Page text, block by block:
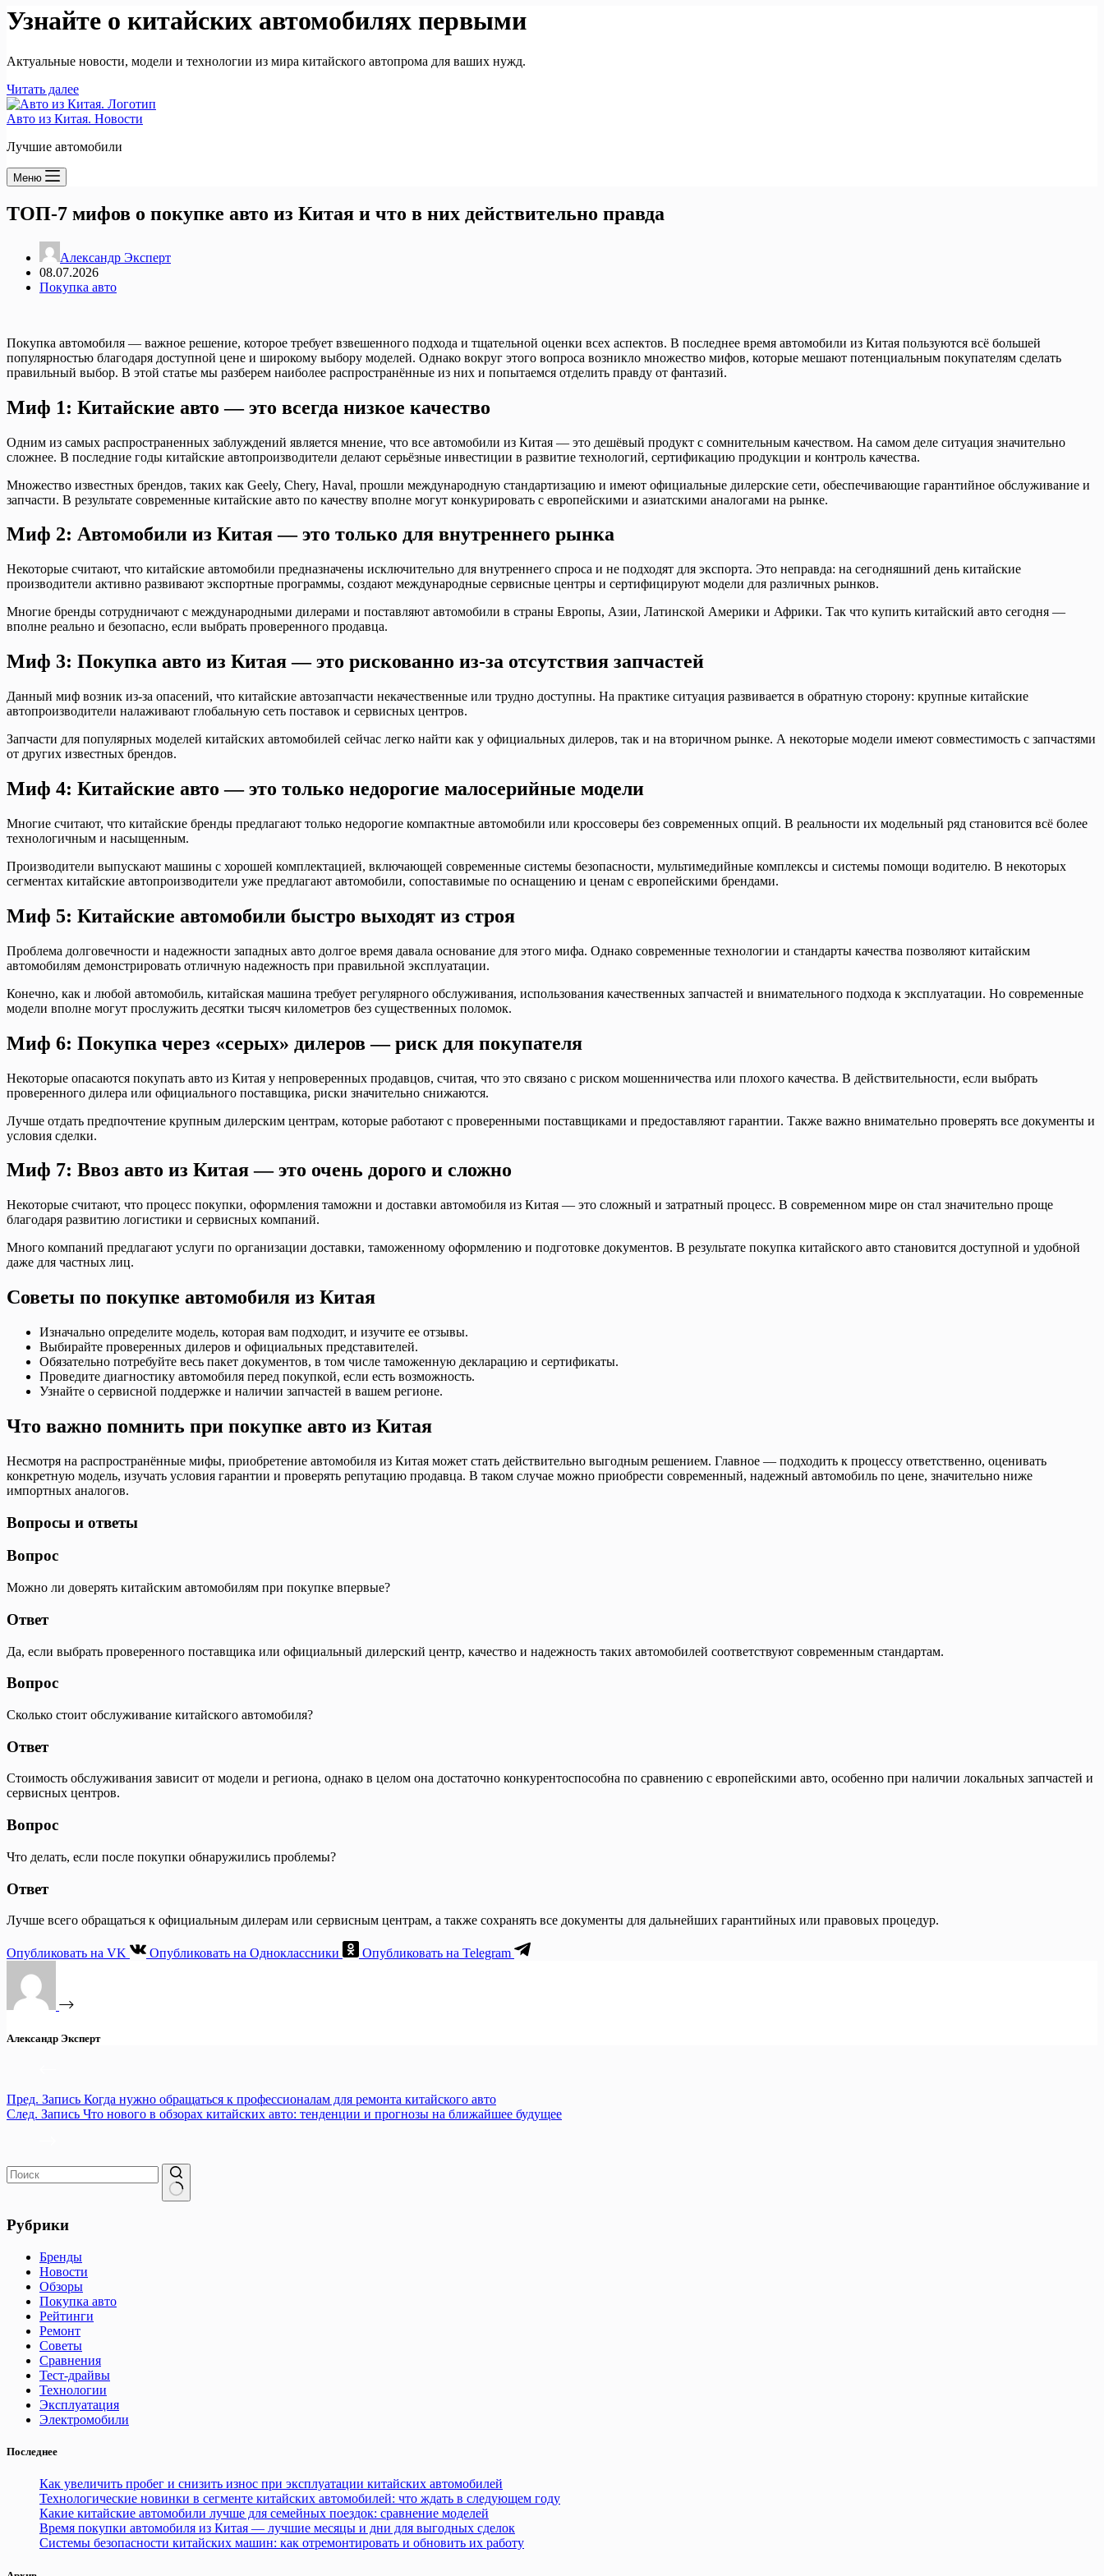
Узнайте о китайских автомобилях первыми
Актуальные новости, модели и технологии из мира китайского автопрома для ваших нужд.
Читать далее
Авто из Китая. Новости
Лучшие автомобили
Меню
ТОП-7 мифов о покупке авто из Китая и что в них действительно правда
Александр Эксперт
08.07.2026
Покупка авто
Покупка автомобиля — важное решение, которое требует взвешенного подхода и тщательной оценки всех аспектов. В последнее время автомобили из Китая пользуются всё большей
популярностью благодаря доступной цене и широкому выбору моделей. Однако вокруг этого вопроса возникло множество мифов, которые мешают потенциальным покупателям сделать
правильный выбор. В этой статье мы разберем наиболее распространённые из них и попытаемся отделить правду от фантазий.
Миф 1: Китайские авто — это всегда низкое качество
Одним из самых распространенных заблуждений является мнение, что все автомобили из Китая — это дешёвый продукт с сомнительным качеством. На самом деле ситуация значительно
сложнее. В последние годы китайские автопроизводители делают серьёзные инвестиции в развитие технологий, сертификацию продукции и контроль качества.
Множество известных брендов, таких как Geely, Chery, Haval, прошли международную стандартизацию и имеют официальные дилерские сети, обеспечивающие гарантийное обслуживание и
запчасти. В результате современные китайские авто по качеству вполне могут конкурировать с европейскими и азиатскими аналогами на рынке.
Миф 2: Автомобили из Китая — это только для внутреннего рынка
Некоторые считают, что китайские автомобили предназначены исключительно для внутреннего спроса и не подходят для экспорта. Это неправда: на сегодняшний день китайские
производители активно развивают экспортные программы, создают международные сервисные центры и сертифицируют модели для различных рынков.
Многие бренды сотрудничают с международными дилерами и поставляют автомобили в страны Европы, Азии, Латинской Америки и Африки. Так что купить китайский авто сегодня —
вполне реально и безопасно, если выбрать проверенного продавца.
Миф 3: Покупка авто из Китая — это рискованно из-за отсутствия запчастей
Данный миф возник из-за опасений, что китайские автозапчасти некачественные или трудно доступны. На практике ситуация развивается в обратную сторону: крупные китайские
автопроизводители налаживают глобальную сеть поставок и сервисных центров.
Запчасти для популярных моделей китайских автомобилей сейчас легко найти как у официальных дилеров, так и на вторичном рынке. А некоторые модели имеют совместимость с запчастями
от других известных брендов.
Миф 4: Китайские авто — это только недорогие малосерийные модели
Многие считают, что китайские бренды предлагают только недорогие компактные автомобили или кроссоверы без современных опций. В реальности их модельный ряд становится всё более
технологичным и насыщенным.
Производители выпускают машины с хорошей комплектацией, включающей современные системы безопасности, мультимедийные комплексы и системы помощи водителю. В некоторых
сегментах китайские автопроизводители уже предлагают автомобили, сопоставимые по оснащению и ценам с европейскими брендами.
Миф 5: Китайские автомобили быстро выходят из строя
Проблема долговечности и надежности западных авто долгое время давала основание для этого мифа. Однако современные технологии и стандарты качества позволяют китайским
автомобилям демонстрировать отличную надежность при правильной эксплуатации.
Конечно, как и любой автомобиль, китайская машина требует регулярного обслуживания, использования качественных запчастей и внимательного подхода к эксплуатации. Но современные
модели вполне могут прослужить десятки тысяч километров без существенных поломок.
Миф 6: Покупка через «серых» дилеров — риск для покупателя
Некоторые опасаются покупать авто из Китая у непроверенных продавцов, считая, что это связано с риском мошенничества или плохого качества. В действительности, если выбрать
проверенного дилера или официального поставщика, риски значительно снижаются.
Лучше отдать предпочтение крупным дилерским центрам, которые работают с проверенными поставщиками и предоставляют гарантии. Также важно внимательно проверять все документы и
условия сделки.
Миф 7: Ввоз авто из Китая — это очень дорого и сложно
Некоторые считают, что процесс покупки, оформления таможни и доставки автомобиля из Китая — это сложный и затратный процесс. В современном мире он стал значительно проще
благодаря развитию логистики и сервисных компаний.
Много компаний предлагают услуги по организации доставки, таможенному оформлению и подготовке документов. В результате покупка китайского авто становится доступной и удобной
даже для частных лиц.
Советы по покупке автомобиля из Китая
Изначально определите модель, которая вам подходит, и изучите ее отзывы.
Выбирайте проверенных дилеров и официальных представителей.
Обязательно потребуйте весь пакет документов, в том числе таможенную декларацию и сертификаты.
Проведите диагностику автомобиля перед покупкой, если есть возможность.
Узнайте о сервисной поддержке и наличии запчастей в вашем регионе.
Что важно помнить при покупке авто из Китая
Несмотря на распространённые мифы, приобретение автомобиля из Китая может стать действительно выгодным решением. Главное — подходить к процессу ответственно, оценивать
конкретную модель, изучать условия гарантии и проверять репутацию продавца. В таком случае можно приобрести современный, надежный автомобиль по цене, значительно ниже
импортных аналогов.
Вопросы и ответы
Вопрос
Можно ли доверять китайским автомобилям при покупке впервые?
Ответ
Да, если выбрать проверенного поставщика или официальный дилерский центр, качество и надежность таких автомобилей соответствуют современным стандартам.
Вопрос
Сколько стоит обслуживание китайского автомобиля?
Ответ
Стоимость обслуживания зависит от модели и региона, однако в целом она достаточно конкурентоспособна по сравнению с европейскими авто, особенно при наличии локальных запчастей и
сервисных центров.
Вопрос
Что делать, если после покупки обнаружились проблемы?
Ответ
Лучше всего обращаться к официальным дилерам или сервисным центрам, а также сохранять все документы для дальнейших гарантийных или правовых процедур.
Опубликовать на VK Опубликовать на Одноклассники Опубликовать на Telegram
Александр Эксперт
Пред. Запись Когда нужно обращаться к профессионалам для ремонта китайского авто
След. Запись Что нового в обзорах китайских авто: тенденции и прогнозы на ближайшее будущее
не
найдено
Рубрики
Бренды
Новости
Обзоры
Покупка авто
Рейтинги
Ремонт
Советы
Сравнения
Тест-драйвы
Технологии
Эксплуатация
Электромобили
Последнее
Как увеличить пробег и снизить износ при эксплуатации китайских автомобилей
Технологические новинки в сегменте китайских автомобилей: что ждать в следующем году
Какие китайские автомобили лучше для семейных поездок: сравнение моделей
Время покупки автомобиля из Китая — лучшие месяцы и дни для выгодных сделок
Системы безопасности китайских машин: как отремонтировать и обновить их работу